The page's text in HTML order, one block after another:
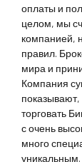
оплаты и
целом, мы
компанией,
правил.
мира и
Компания
показывают,
торговать
с очень
много
уникальным.